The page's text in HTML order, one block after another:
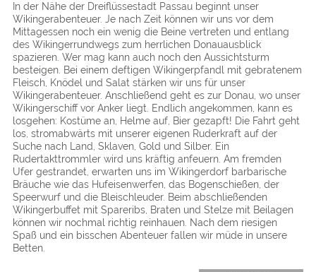
In der Nähe der Dreiflüssestadt Passau beginnt unser
Wikingerabenteuer. Je nach Zeit können wir uns vor dem
Mittagessen noch ein wenig die Beine vertreten und entlang
des Wikingerrundwegs zum herrlichen Donauausblick
spazieren. Wer mag kann auch noch den Aussichtsturm
besteigen. Bei einem deftigen Wikingerpfandl mit gebratenem
Fleisch, Knödel und Salat stärken wir uns für unser
Wikingerabenteuer. Anschließend geht es zur Donau, wo unser
Wikingerschiff vor Anker liegt. Endlich angekommen, kann es
losgehen: Kostüme an, Helme auf, Bier gezapft! Die Fahrt geht
los, stromabwärts mit unserer eigenen Ruderkraft auf der
Suche nach Land, Sklaven, Gold und Silber. Ein
Rudertakttrommler wird uns kräftig anfeuern. Am fremden
Ufer gestrandet, erwarten uns im Wikingerdorf barbarische
Bräuche wie das Hufeisenwerfen, das Bogenschießen, der
Speerwurf und die Bleischleuder. Beim abschließenden
Wikingerbuffet mit Spareribs, Braten und Stelze mit Beilagen
können wir nochmal richtig reinhauen. Nach dem riesigen
Spaß und ein bisschen Abenteuer fallen wir müde in unsere
Betten.